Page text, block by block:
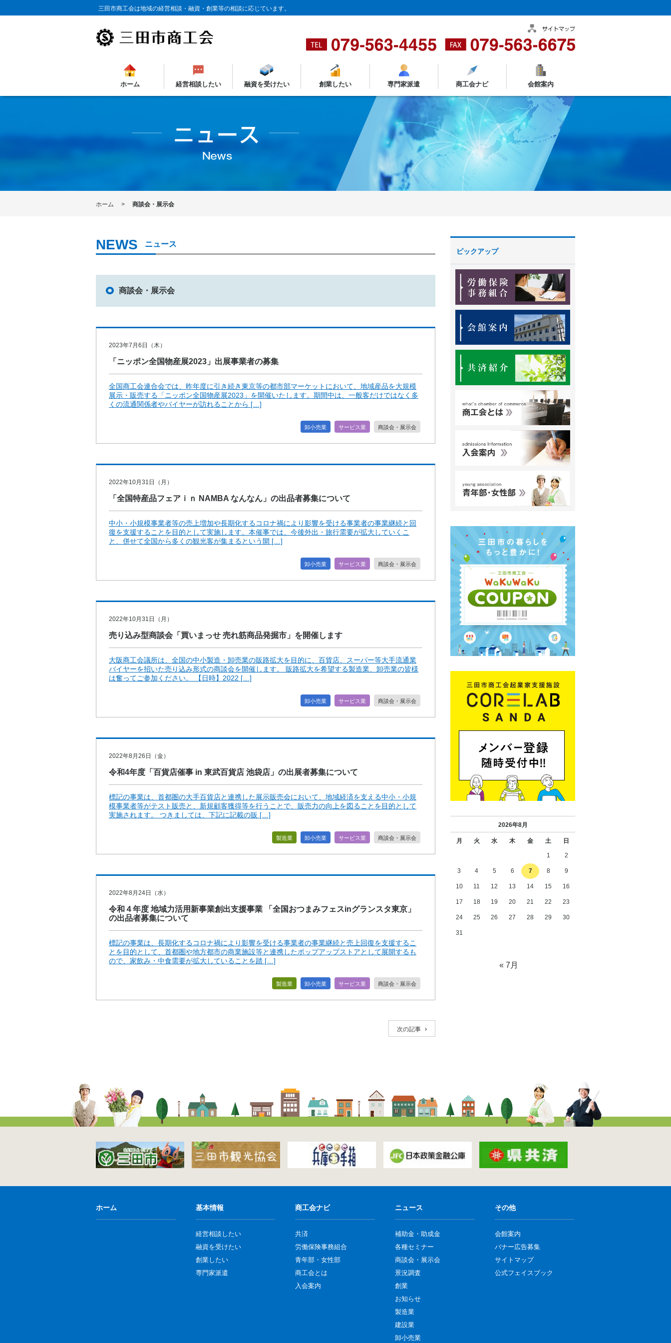
三田市商工会は地域の経営相談・融資・創業等の相談に応じています。
ホーム 経営相談したい 融資を受けたい 創業したい 専門家派遣 商工会ナビ 会館案内
ホーム 商談会・展示会
ニュース
商談会・展示会
2023年7月6日（木）
「ニッポン全国物産展2023」出展事業者の募集
全国商工会連合会では、昨年度に引き続き東京等の都市部マーケットにおいて、地域産品を大規模
展示・販売する「ニッポン全国物産展2023」を開催いたします。期間中は、一般客だけではなく多
くの流通関係者やバイヤーが訪れることから […]
卸小売業 サービス業 商談会・展示会
2022年10月31日（月）
「全国特産品フェアｉｎ NAMBA なんなん」の出品者募集について
中小・小規模事業者等の売上増加や長期化するコロナ禍により影響を受ける事業者の事業継続と回
復を支援することを目的として実施します。本催事では、今後外出・旅行需要が拡大していくこ
と、併せて全国から多くの観光客が集まるという開 […]
卸小売業 サービス業 商談会・展示会
2022年10月31日（月）
売り込み型商談会「買いまっせ 売れ筋商品発掘市」を開催します
大阪商工会議所は、全国の中小製造・卸売業の販路拡大を目的に、百貨店、スーパー等大手流通業
バイヤーを招いた売り込み形式の商談会を開催します。 販路拡大を希望する製造業、卸売業の皆様
は奮ってご参加ください。 【日時】2022 […]
卸小売業 サービス業 商談会・展示会
2022年8月26日（金）
令和4年度「百貨店催事 in 東武百貨店 池袋店」の出展者募集について
標記の事業は、首都圏の大手百貨店と連携した展示販売会において、地域経済を支える中小・小規
模事業者等がテスト販売と、新規顧客獲得等を行うことで、販売力の向上を図ることを目的として
実施されます。 つきましては、下記に記載の販 […]
製造業 卸小売業 サービス業 商談会・展示会
2022年8月24日（水）
令和４年度 地域力活用新事業創出支援事業 「全国おつまみフェスinグランスタ東京」
の出品者募集について
標記の事業は、長期化するコロナ禍により影響を受ける事業者の事業継続と売上回復を支援するこ
とを目的として、首都圏や地方都市の商業施設等と連携したポップアップストアとして展開するも
ので、家飲み・中食需要が拡大していることを踏 […]
製造業 卸小売業 サービス業 商談会・展示会
次の記事
ピックアップ
2026年8月
月 火 水 木 金 土 日
1 2
3 4 5 6 7 8 9
10 11 12 13 14 15 16
17 18 19 20 21 22 23
24 25 26 27 28 29 30
31
« 7月
ホーム 基本情報
経営相談したい
融資を受けたい
創業したい
専門家派遣
商工会ナビ
共済
労働保険事務組合
青年部・女性部
商工会とは
入会案内
ニュース
補助金・助成金
各種セミナー
商談会・展示会
景況調査
創業
お知らせ
製造業
建設業
卸小売業
その他
会館案内
バナー広告募集
サイトマップ
公式フェイスブック